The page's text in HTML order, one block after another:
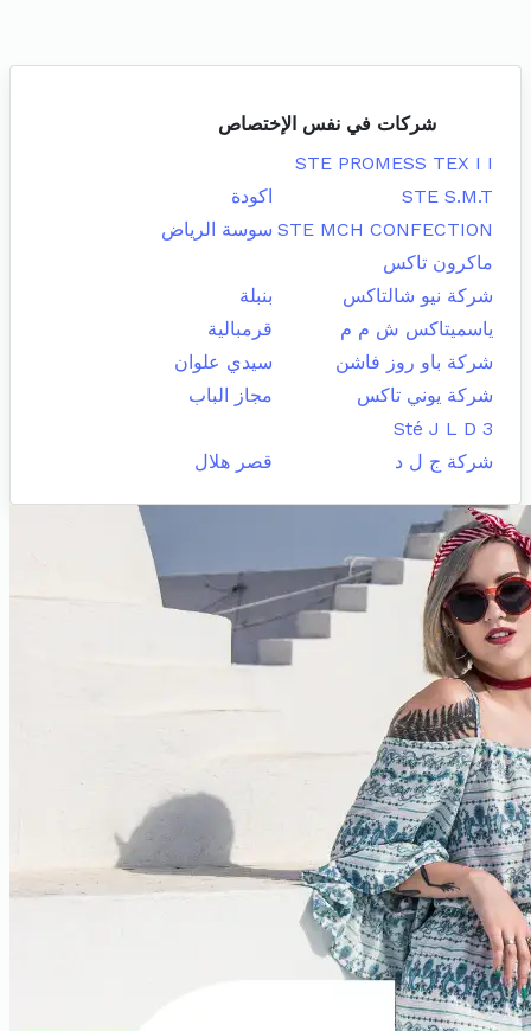
شركات في نفس الإختصاص
STE PROMESS TEX I I
STE S.M.T
اكودة
STE MCH CONFECTION سوسة الرياض
ماكرون تاكس
شركة نيو شالتاكس
بنبلة
ياسميتاكس ش م م
قرمبالية
شركة باو روز فاشن
سيدي علوان
شركة يوني تاكس
مجاز الباب
Sté J L D 3
شركة ج ل د
قصر هلال